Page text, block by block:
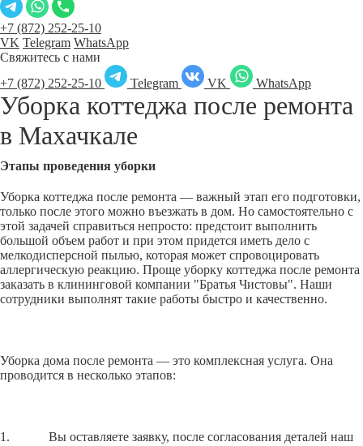
+7 (872) 252-25-10
VK Telegram WhatsApp
Свяжитесь с нами
+7 (872) 252-25-10
Telegram VK WhatsApp
Уборка коттеджа после ремонта
в Махачкале
Этапы проведения уборки
Уборка коттеджа после ремонта — важный этап его подготовки,
только после этого можно въезжать в дом. Но самостоятельно с
этой задачей справиться непросто: предстоит выполнить
большой объем работ и при этом придется иметь дело с
мелкодисперсной пылью, которая может спровоцировать
аллергическую реакцию. Проще уборку коттеджа после ремонта
заказать в клининговой компании "Братья Чистовы". Наши
сотрудники выполнят такие работы быстро и качественно.
Уборка дома после ремонта — это комплексная услуга. Она
проводится в несколько этапов:
1. Вы оставляете заявку, после согласования деталей наш